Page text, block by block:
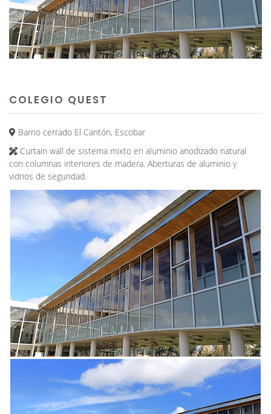
COLEGIO QUEST
Barrio cerrado El Cantón, Escobar
Curtain wall de sistema mixto en aluminio anodizado natural
con columnas interiores de madera. Aberturas de aluminio y
vidrios de seguridad.